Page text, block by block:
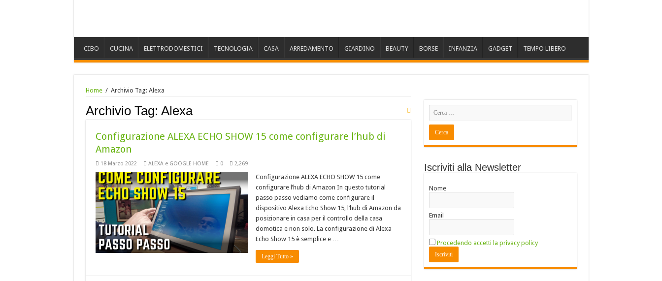
CIBO CUCINA ELETTRODOMESTICI TECNOLOGIA CASA ARREDAMENTO GIARDINO BEAUTY BORSE INFANZIA GADGET TEMPO LIBERO
Home / Archivio Tag: Alexa
Archivio Tag: Alexa
Configurazione ALEXA ECHO SHOW 15 come configurare l’hub di
Amazon
18 Marzo 2022 ALEXA e GOOGLE HOME 0 2,269
Configurazione ALEXA ECHO SHOW 15 come
configurare l’hub di Amazon In questo tutorial
passo passo vediamo come configurare il
dispositivo Alexa Echo Show 15, l’hub di Amazon da
posizionare in casa per il controllo della casa
domotica e non solo. La configurazione di Alexa
Echo Show 15 è semplice e …
Leggi Tutto »
Iscriviti alla Newsletter
Nome
Email
Procedendo accetti la privacy policy